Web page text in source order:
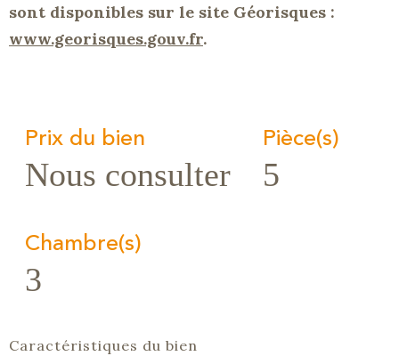
sont disponibles sur le site Géorisques :
www.georisques.gouv.fr.
Prix du bien
Nous consulter
Pièce(s)
5
Chambre(s)
3
Caractéristiques du bien